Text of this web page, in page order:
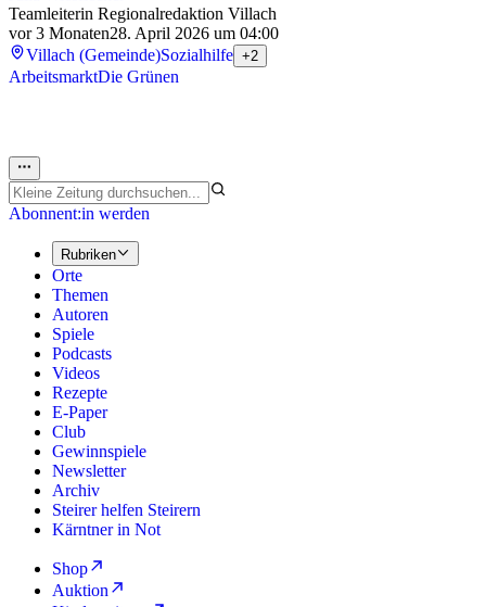
Teamleiterin Regionalredaktion Villach
vor 3 Monaten28. April 2026 um 04:00
Villach (Gemeinde)Sozialhilfe +2
ArbeitsmarktDie Grünen
Abonnent:in werden
Rubriken
Orte
Themen
Autoren
Spiele
Podcasts
Videos
Rezepte
E-Paper
Club
Gewinnspiele
Newsletter
Archiv
Steirer helfen Steirern
Kärntner in Not
Shop
Auktion